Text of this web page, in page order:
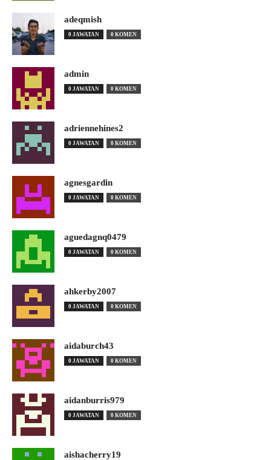
adeqmish
0 JAWATAN 0 KOMEN
admin
0 JAWATAN 0 KOMEN
adriennehines2
0 JAWATAN 0 KOMEN
agnesgardin
0 JAWATAN 0 KOMEN
aguedagnq0479
0 JAWATAN 0 KOMEN
ahkerby2007
0 JAWATAN 0 KOMEN
aidaburch43
0 JAWATAN 0 KOMEN
aidanburris979
0 JAWATAN 0 KOMEN
aishacherry19